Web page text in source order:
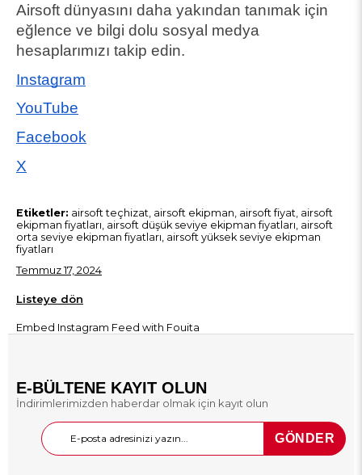
Airsoft dünyasını daha yakından tanımak için
eğlence ve bilgi dolu sosyal medya
hesaplarımızı takip edin.
Instagram
YouTube
Facebook
X
Etiketler: airsoft teçhizat, airsoft ekipman, airsoft fiyat, airsoft
ekipman fiyatları, airsoft düşük seviye ekipman fiyatları, airsoft
orta seviye ekipman fiyatları, airsoft yüksek seviye ekipman
fiyatları
Temmuz 17, 2024
Listeye dön
Embed Instagram Feed with Fouita
E-BÜLTENE KAYIT OLUN
İndirimlerimizden haberdar olmak için kayıt olun
GÖNDER